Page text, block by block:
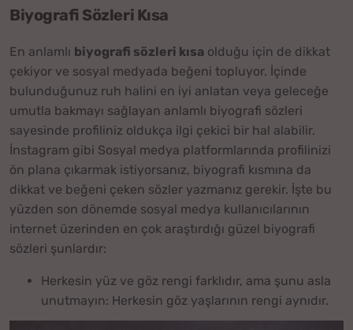
Biyografi Sözleri Kısa
En anlamlı biyografi sözleri kısa olduğu için de dikkat
çekiyor ve sosyal medyada beğeni topluyor. İçinde
bulunduğunuz ruh halini en iyi anlatan veya geleceğe
umutla bakmayı sağlayan anlamlı biyografi sözleri
sayesinde profiliniz oldukça ilgi çekici bir hal alabilir.
İnstagram gibi Sosyal medya platformlarında profilinizi
ön plana çıkarmak istiyorsanız, biyografi kısmına da
dikkat ve beğeni çeken sözler yazmanız gerekir. İşte bu
yüzden son dönemde sosyal medya kullanıcılarının
internet üzerinden en çok araştırdığı güzel biyografi
sözleri şunlardır:
Herkesin yüz ve göz rengi farklıdır, ama şunu asla
unutmayın: Herkesin göz yaşlarının rengi aynıdır.